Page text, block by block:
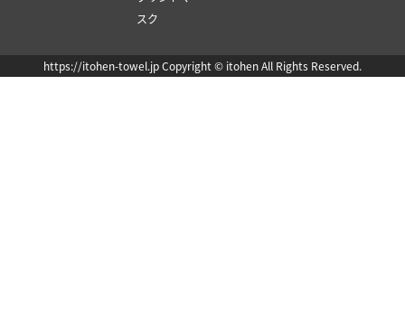
スク
https://itohen-towel.jp Copyright © itohen All Rights Reserved.